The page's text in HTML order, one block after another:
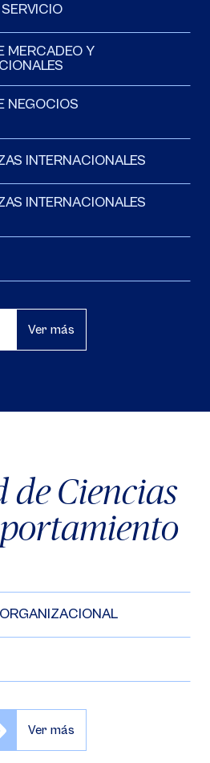
MERCADEO Y
NEGOCIOS
INTERNACIONALES
INTERNACIONALES
Ver más
de Ciencias
Ver más